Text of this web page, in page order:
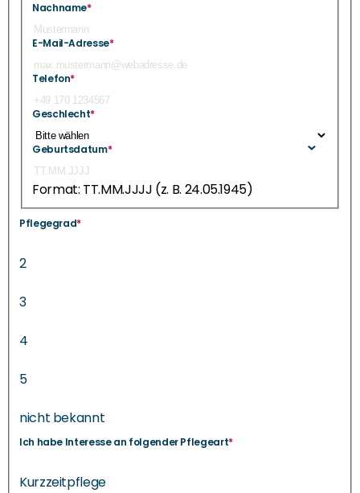
Nachname*
E-Mail-Adresse*
Telefon*
Geschlecht*
Geburtsdatum*
Format: TT.MM.JJJJ (z. B. 24.05.1945)
Pflegegrad*
2
3
4
5
nicht bekannt
Ich habe Interesse an folgender Pflegeart*
Kurzzeitpflege